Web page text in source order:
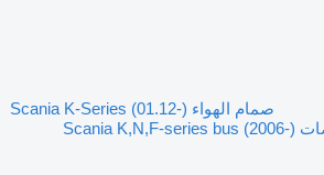
صمام الهواء Scania K-Series (01.12-)